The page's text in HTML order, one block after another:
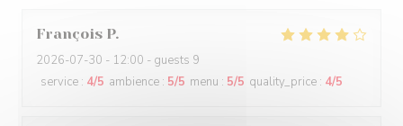
François P
2026-07-30 - 12:00 - guests 9
service : 4/5 ambience : 5/5 menu : 5/5 quality_price : 4/5